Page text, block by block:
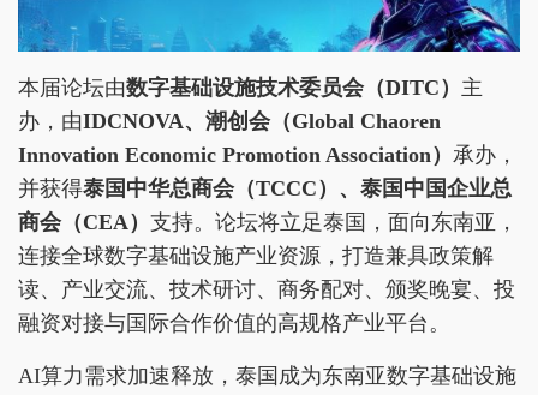
本届论坛由数字基础设施技术委员会（DITC） 主
办，由IDCNOVA、潮创会（Global Chaoren
Innovation Economic Promotion Association） 承办，
并获得泰国中华总商会（TCCC）、泰国中国企业总
商会（CEA） 支持。论坛将立足泰国，面向东南亚，
连接全球数字基础设施产业资源，打造兼具政策解
读、产业交流、技术研讨、商务配对、颁奖晚宴、投
融资对接与国际合作价值的高规格产业平台。
AI算力需求加速释放，泰国成为东南亚数字基础设施